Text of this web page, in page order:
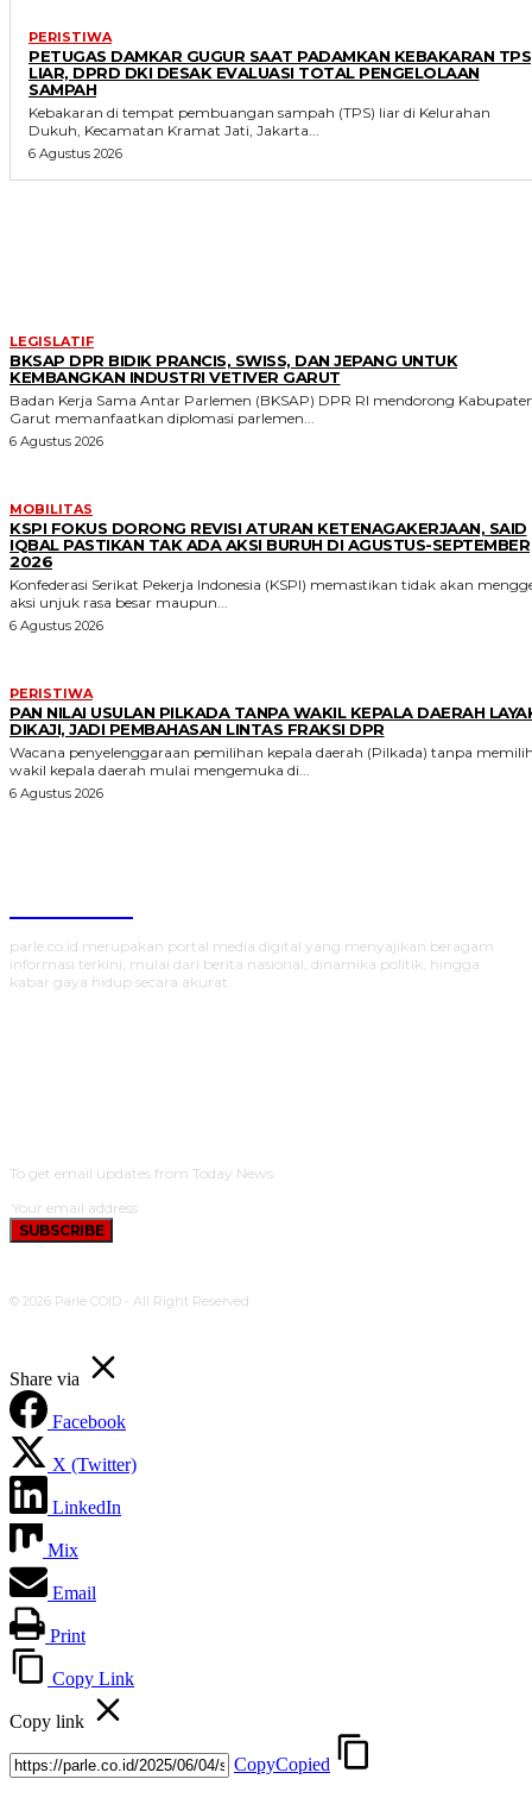
PERISTIWA
PETUGAS DAMKAR GUGUR SAAT PADAMKAN KEBAKARAN TPS
LIAR, DPRD DKI DESAK EVALUASI TOTAL PENGELOLAAN
SAMPAH
Kebakaran di tempat pembuangan sampah (TPS) liar di Kelurahan
Dukuh, Kecamatan Kramat Jati, Jakarta...
6 Agustus 2026
LEGISLATIF
BKSAP DPR BIDIK PRANCIS, SWISS, DAN JEPANG UNTUK
KEMBANGKAN INDUSTRI VETIVER GARUT
Badan Kerja Sama Antar Parlemen (BKSAP) DPR RI mendorong
Garut memanfaatkan diplomasi parlemen...
6 Agustus 2026
MOBILITAS
KSPI FOKUS DORONG REVISI ATURAN KETENAGAKERJAAN, SAID
IQBAL PASTIKAN TAK ADA AKSI BURUH DI AGUSTUS-SEPTEMBER
2026
Konfederasi Serikat Pekerja Indonesia (KSPI) memastikan tidak akan
aksi unjuk rasa besar maupun...
6 Agustus 2026
PERISTIWA
PAN NILAI USULAN PILKADA TANPA WAKIL KEPALA DAERAH
DIKAJI, JADI PEMBAHASAN LINTAS FRAKSI DPR
Wacana penyelenggaraan pemilihan kepala daerah (Pilkada) tanpa
wakil kepala daerah mulai mengemuka di...
6 Agustus 2026
parle.co.id merupakan portal media digital yang menyajikan beragam
informasi terkini, mulai dari berita nasional, dinamika politik, hingga
kabar gaya hidup secara akurat.
To get email updates from Today News.
SUBSCRIBE
© 2026 Parle COID - All Right Reserved
Share via
Facebook
X (Twitter)
LinkedIn
Mix
Email
Print
Copy Link
Copy link
CopyCopied